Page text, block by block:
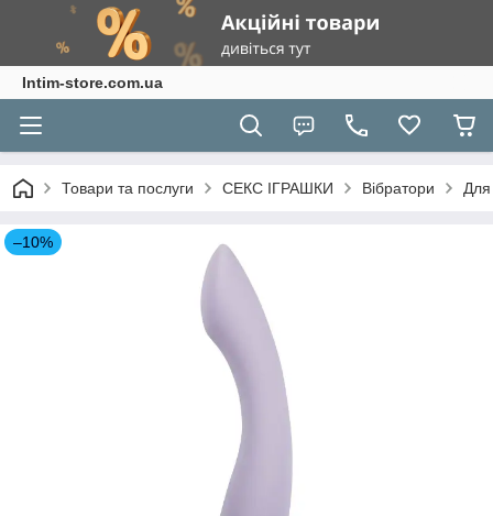
Intim-store.com.ua
Товари та послуги СЕКС ІГРАШКИ Вібратори Для
–10%